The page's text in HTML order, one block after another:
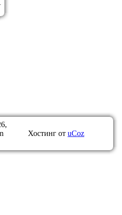
Хостинг от uCoz